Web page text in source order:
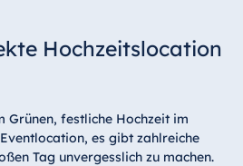
Hochzeitslocation
Grünen, festliche Hochzeit im
es gibt zahlreiche
Tag unvergesslich zu machen.